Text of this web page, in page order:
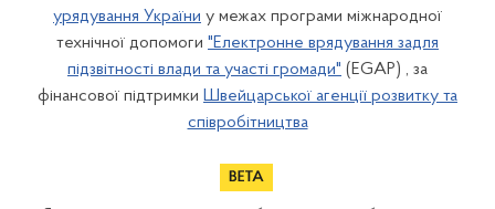
урядування України у межах програми міжнародної
технічної допомоги "Електронне врядування задля
підзвітності влади та участі громади" (EGAP) , за
фінансової підтримки Швейцарської агенції розвитку та
співробітництва